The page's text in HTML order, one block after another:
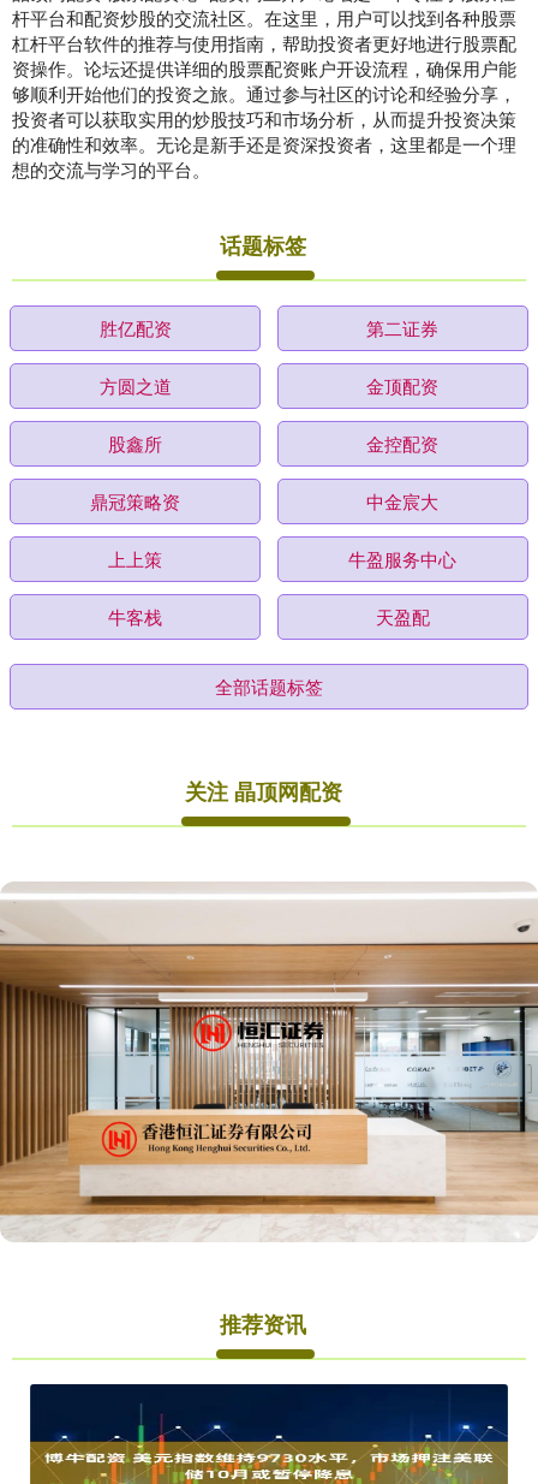
杆平台和配资炒股的交流社区。在这里，用户可以找到各种股票
杠杆平台软件的推荐与使用指南，帮助投资者更好地进行股票配
资操作。论坛还提供详细的股票配资账户开设流程，确保用户能
够顺利开始他们的投资之旅。通过参与社区的讨论和经验分享，
投资者可以获取实用的炒股技巧和市场分析，从而提升投资决策
的准确性和效率。无论是新手还是资深投资者，这里都是一个理
想的交流与学习的平台。
话题标签
胜亿配资 第二证券
方圆之道 金顶配资
股鑫所 金控配资
鼎冠策略资 中金宸大
上上策 牛盈服务中心
牛客栈 天盈配
全部话题标签
关注 晶顶网配资
推荐资讯